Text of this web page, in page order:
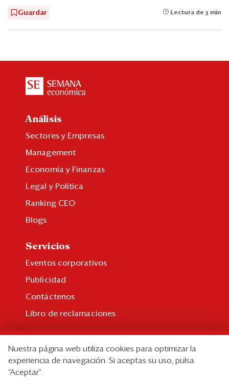
Guardar Lectura de 3 min
Análisis
Sectores y Empresas
Management
Economía y Finanzas
Legal y Política
Ranking CEO
Blogs
Servicios
Eventos corporativos
Publicidad
Contáctenos
Libro de reclamaciones
Suscripción individual
Paquetes corporativos
Nuestra página web utiliza cookies para optimizar la
experiencia de navegación. Si aceptas su uso, pulsa
“Aceptar”.